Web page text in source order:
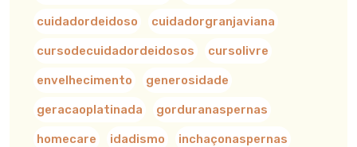
cuidadordeidoso cuidadorgranjaviana
cursodecuidadordeidosos cursolivre
envelhecimento generosidade
geracaoplatinada gorduranaspernas
homecare idadismo inchaçonaspernas